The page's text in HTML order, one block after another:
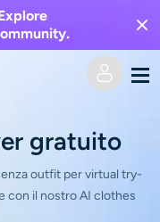
gratuito
outfit per virtual try-
con il nostro AI clothes